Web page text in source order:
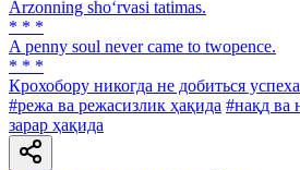
Arzonning sho‘rvasi tatimas.
* * *
A penny soul never came to twopence.
* * *
Крохобору никогда не добиться
#режа ва режасизлик ҳақида #нақд ва
зарар ҳақида